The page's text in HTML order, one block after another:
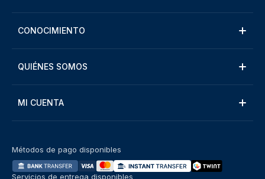
CONOCIMIENTO
QUIÉNES SOMOS
MI CUENTA
Métodos de pago disponibles
Servicios de entrega disponibles